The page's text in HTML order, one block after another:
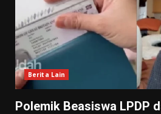
Berita Lain
Polemik Beasiswa LPDP